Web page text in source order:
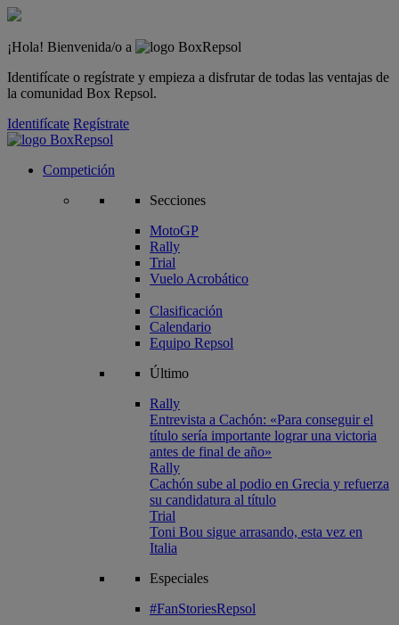
¡Hola! Bienvenida/o a
Identifícate o regístrate y empieza a disfrutar de todas las ventajas de
la comunidad Box Repsol.
Identifícate Regístrate
Competición
Secciones
MotoGP
Rally
Trial
Vuelo Acrobático
Clasificación
Calendario
Equipo Repsol
Último
Rally
Entrevista a Cachón: «Para conseguir el
título sería importante lograr una victoria
antes de final de año»
Rally
Cachón sube al podio en Grecia y refuerza
su candidatura al título
Trial
Toni Bou sigue arrasando, esta vez en
Italia
Especiales
#FanStoriesRepsol